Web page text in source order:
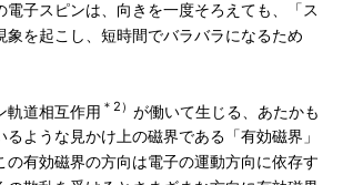
電子スピンは、向きを一度そろえても、「ス
象を起こし、短時間でバラバラになるため
道相互作用 ＊2） が働いて生じる、あたかも
ような見かけ上の磁界である「有効磁界」
の有効磁界の方向は電子の運動方向に依存す